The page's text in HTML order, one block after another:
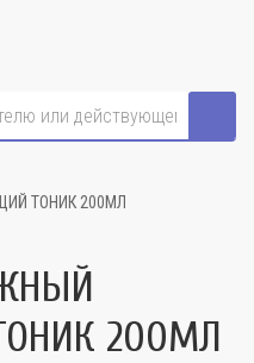
ТОНИК 200МЛ
200МЛ